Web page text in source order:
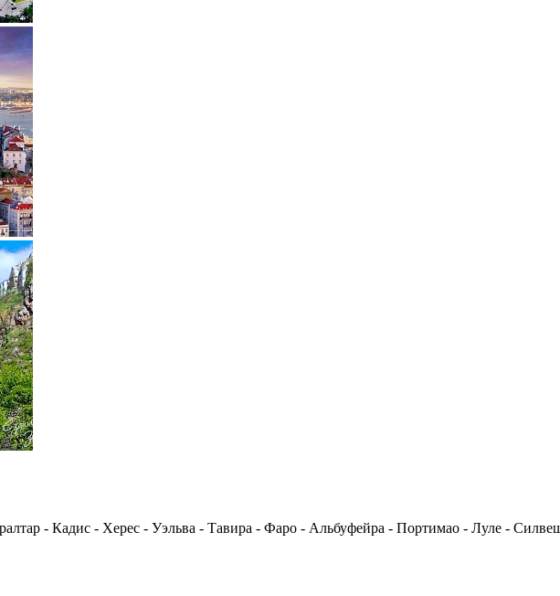
- Кадис - Херес - Уэльва - Тавира - Фаро - Альбуфейра - Портимао - Луле -